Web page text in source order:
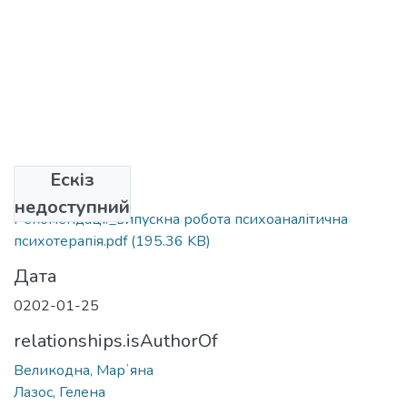
Ескіз
недоступний
Файли
Рекомендації_випускна робота психоаналітична
психотерапія.pdf(195.36 KB)
Дата
0202-01-25
relationships.isAuthorOf
Великодна, Марʼяна
Лазос, Гелена